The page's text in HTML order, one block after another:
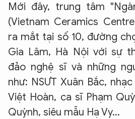
Mới đây, trung tâm
(Vietnam Ceramics
ra mắt tại số 10, đường
Gia Lâm, Hà Nội với sự
đảo nghệ sĩ và những
như: NSƯT Xuân Bắc,
Việt Hoàn, ca sĩ Phạm
Quỳnh, siêu mẫu Hạ Vy...